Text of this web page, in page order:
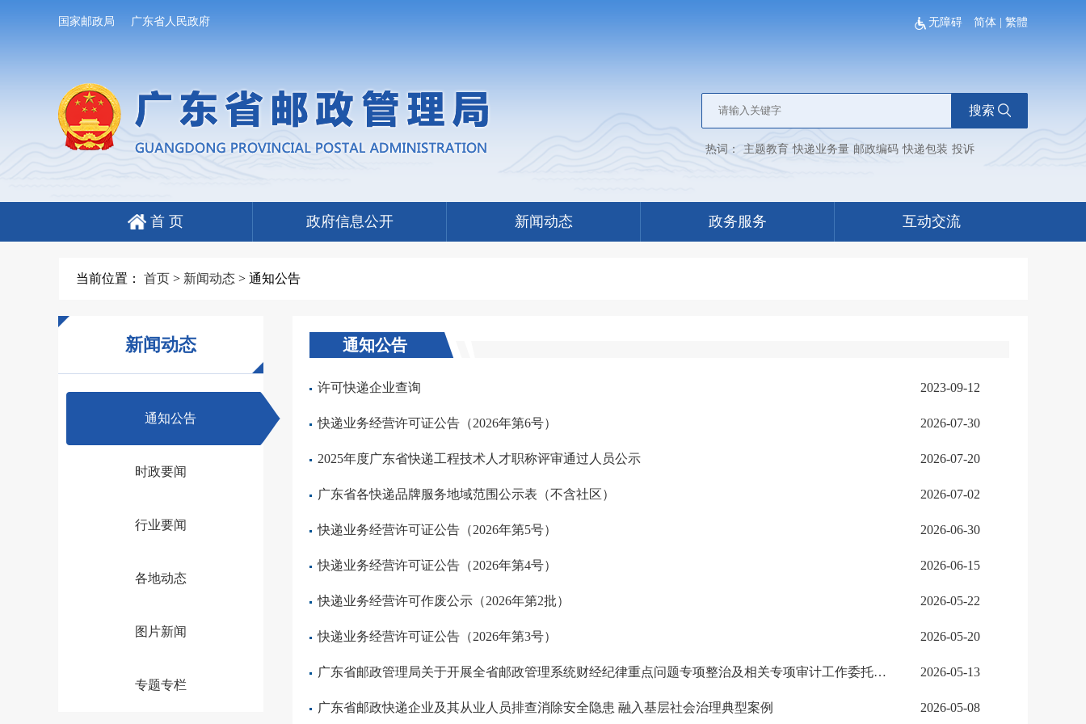
国家邮政局 广东省人民政府 无障碍 简体 繁體
搜索
热词： 主题教育 快递业务量 邮政编码 快递包装 投诉
首 页 政府信息公开 新闻动态 政务服务 互动交流
当前位置： 首页> 新闻动态> 通知公告
新闻动态
通知公告
时政要闻
行业要闻
各地动态
图片新闻
专题专栏
通知公告
许可快递企业查询 2023-09-12
快递业务经营许可证公告（2026年第6号） 2026-07-30
2025年度广东省快递工程技术人才职称评审通过人员公示 2026-07-20
广东省各快递品牌服务地域范围公示表（不含社区） 2026-07-02
快递业务经营许可证公告（2026年第5号） 2026-06-30
快递业务经营许可证公告（2026年第4号） 2026-06-15
快递业务经营许可作废公示（2026年第2批） 2026-05-22
快递业务经营许可证公告（2026年第3号） 2026-05-20
广东省邮政管理局关于开展全省邮政管理系统财经纪律重点问题专项整治及相关专项审计工作委托事项的邀标公告 2026-05-13
广东省邮政快递企业及其从业人员排查消除安全隐患 融入基层社会治理典型案例 2026-05-08